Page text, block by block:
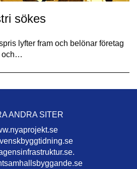
sökes
lyfter fram och belönar företag
och…
ANDRA SITER